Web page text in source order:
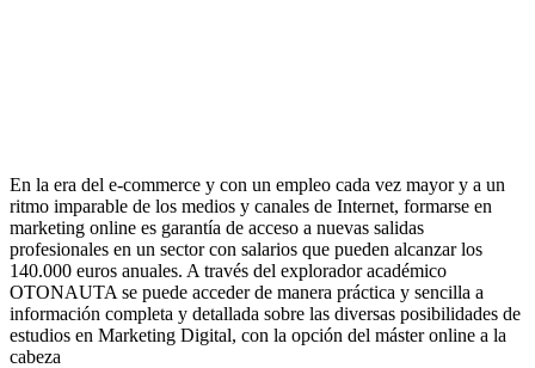
En la era del e-commerce y con un empleo cada vez mayor y a un
ritmo imparable de los medios y canales de Internet, formarse en
marketing online es garantía de acceso a nuevas salidas
profesionales en un sector con salarios que pueden alcanzar los
140.000 euros anuales. A través del explorador académico
OTONAUTA se puede acceder de manera práctica y sencilla a
información completa y detallada sobre las diversas posibilidades de
estudios en Marketing Digital, con la opción del máster online a la
cabeza